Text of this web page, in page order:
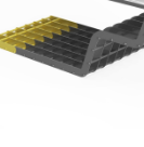
Center Table